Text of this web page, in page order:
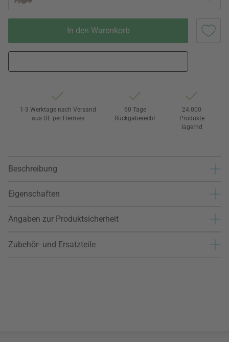
In den Warenkorb
1-3 Werktage nach Versand
aus DE per Hermes
60 Tage
Rückgaberecht
24.000
Produkte
lagernd
Beschreibung
Eigenschaften
Angaben zur Produktsicherheit
Zubehör- und Ersatzteile